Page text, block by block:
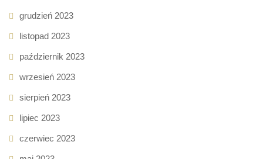
grudzień 2023
listopad 2023
październik 2023
wrzesień 2023
sierpień 2023
lipiec 2023
czerwiec 2023